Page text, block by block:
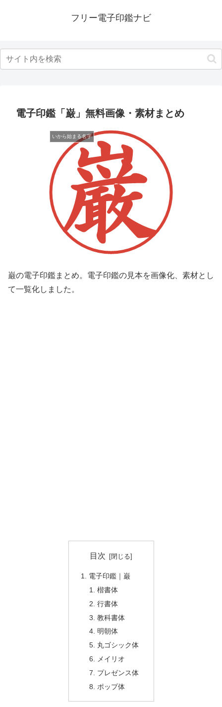
フリー電子印鑑ナビ
電子印鑑「巌」無料画像・素材まとめ
いから始まる名字
巌の電子印鑑まとめ。電子印鑑の見本を画像化、素材とし
て一覧化しました。
目次
電子印鑑｜巌
楷書体
行書体
教科書体
明朝体
丸ゴシック体
メイリオ
プレゼンス体
ポップ体